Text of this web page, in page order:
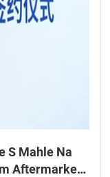
S Mahle Na
Aftermarketu